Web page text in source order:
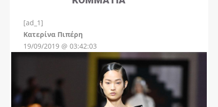
[ad_1]
Kατερίνα Πιπέρη
19/09/2019 @ 03:42:03